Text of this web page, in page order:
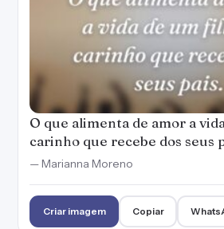
O motivo do meu orgulho é
filho guarda tudo o que lhe
— Marianna Moreno
Criar imagem Copiar
Filhos escutam o que os pais
respeitam seus
inteligentes.